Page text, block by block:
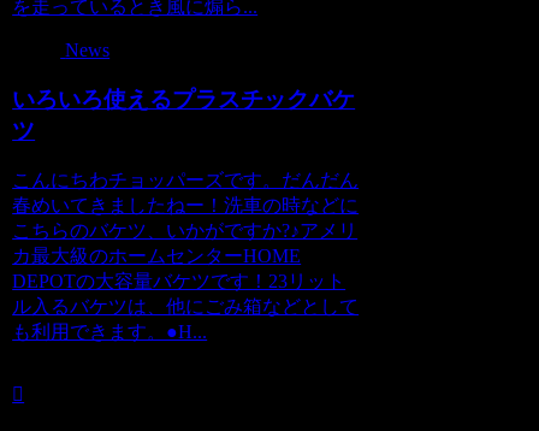
を走っているとき風に煽ら...
News
いろいろ使えるプラスチックバケ
ツ
こんにちわチョッパーズです。だんだん
春めいてきましたねー！洗車の時などに
こちらのバケツ、いかがですか?♪アメリ
カ最大級のホームセンターHOME
DEPOTの大容量バケツです！23リット
ル入るバケツは、他にごみ箱などとして
も利用できます。●H...